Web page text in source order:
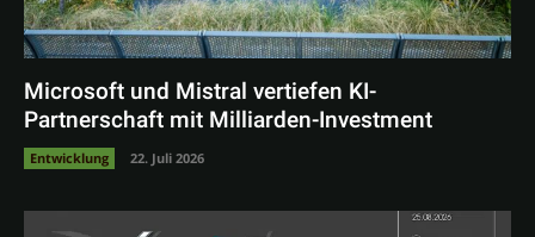
Microsoft und Mistral vertiefen KI-
Partnerschaft mit Milliarden-Investment
Entwicklung 22. Juli 2026